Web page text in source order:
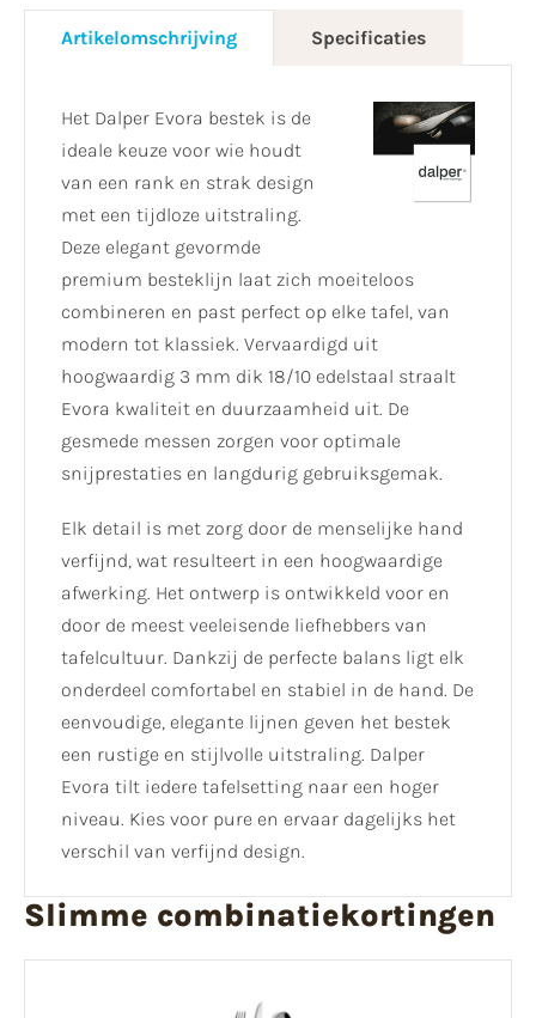
Artikelomschrijving Specificaties
Het Dalper Evora bestek is de
ideale keuze voor wie houdt
van een rank en strak design
met een tijdloze uitstraling.
Deze elegant gevormde
premium besteklijn laat zich moeiteloos
combineren en past perfect op elke tafel, van
modern tot klassiek. Vervaardigd uit
hoogwaardig 3 mm dik 18/10 edelstaal straalt
Evora kwaliteit en duurzaamheid uit. De
gesmede messen zorgen voor optimale
snijprestaties en langdurig gebruiksgemak.
Elk detail is met zorg door de menselijke hand
verfijnd, wat resulteert in een hoogwaardige
afwerking. Het ontwerp is ontwikkeld voor en
door de meest veeleisende liefhebbers van
tafelcultuur. Dankzij de perfecte balans ligt elk
onderdeel comfortabel en stabiel in de hand. De
eenvoudige, elegante lijnen geven het bestek
een rustige en stijlvolle uitstraling. Dalper
Evora tilt iedere tafelsetting naar een hoger
niveau. Kies voor pure en ervaar dagelijks het
verschil van verfijnd design.
Slimme combinatiekortingen